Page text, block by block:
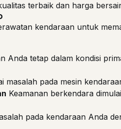
terbaik dan harga
kendaraan untuk
Anda tetap dalam kondisi
masalah pada mesin
Keamanan berkendara
pada kendaraan Anda